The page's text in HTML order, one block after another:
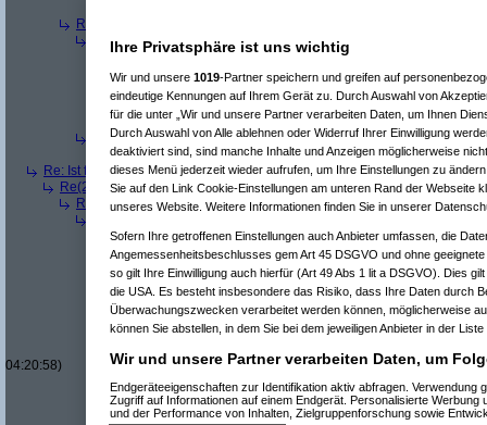
Re(3): Ist für mich ein Benzin- oder ein Dieselmotor geeigneter?
Re(4): Ist für mich ein Benzin- oder ein Dieselmotor geeigneter?
Re(5): Ist für mich ein Benzin- oder ein Dieselmotor geeigneter?
Re(6): Ist für mich ein Benzin- oder ein Dieselmotor
Re(7): Ist für mich ein Benzin- oder ein Dieselmotor
Re(6): Ist für mich ein Benzin- oder ein Dieselmotor
Re(7): Ist für mich ein Benzin- oder ein Dieselmotor
Re(4): Ist für mich ein Benzin- oder ein Dieselmotor geeigneter?(
Re(5): Ist für mich ein Benzin- oder ein Dieselmotor geeigneter?
Re: Ist für mich ein Benzin- oder ein Dieselmotor geeigneter?(Superfast
Re(2): Ist für mich ein Benzin- oder ein Dieselmotor geeigneter?(dizo
Re(3): Ist für mich ein Benzin- oder ein Dieselmotor geeigneter?(
Re(5): Ist für mich ein Benzin- oder ein Dieselmotor geeigneter?
Re(6): Ist für mich ein Benzin- oder ein Dieselmotor
Re(7): Ist für mich ein Benzin- oder ein Dieselmotor
Re(8): Ist für mich ein Benzin- oder ein Dieselmotor
Re(9): Ist für mich ein Benzin- oder ein Dieselmotor
Re(10): Ist für mich ein Benzin- oder ein
Re(11): Ist für mich ein Benzin- oder ein
Re(11): Ist für mich ein Benzin- oder ein
04:20:58)
Re(7): Ist für mich ein Benzin- oder ein Dieselmotor
Re(7): Ist für mich ein Benzin- oder ein Dieselmotor
Re(8): Ist für mich ein Benzin- oder ein Dieselmotor
Ihre Privatsphäre ist uns wichtig
Wir und unsere 1019-Partner speichern und greifen auf
eindeutige Kennungen auf Ihrem Gerät zu. Durch Auswahl von
für die unter „Wir und unsere Partner verarbeiten Daten, um Ihnen
Durch Auswahl von Alle ablehnen oder Widerruf Ihrer Einwilligung
deaktiviert sind, sind manche Inhalte und Anzeigen möglicherweise
dieses Menü jederzeit wieder aufrufen, um Ihre Einstellungen zu
Sie auf den Link Cookie-Einstellungen am unteren Rand der Webseite
unseres Website. Weitere Informationen finden Sie in unserer
Sofern Ihre getroffenen Einstellungen auch Anbieter umfassen, die
Angemessenheitsbeschlusses gem Art 45 DSGVO und ohne
so gilt Ihre Einwilligung auch hierfür (Art 49 Abs 1 lit a DSGVO). Dies
die USA. Es besteht insbesondere das Risiko, dass Ihre Daten durch
Überwachungszwecken verarbeitet werden können, möglicherweise
können Sie abstellen, in dem Sie bei dem jeweiligen Anbieter in der
Wir und unsere Partner verarbeiten Daten, um
Endgeräteeigenschaften zur Identifikation aktiv abfragen. Verwendung
Zugriff auf Informationen auf einem Endgerät. Personalisierte Werbung
und der Performance von Inhalten, Zielgruppenforschung sowie